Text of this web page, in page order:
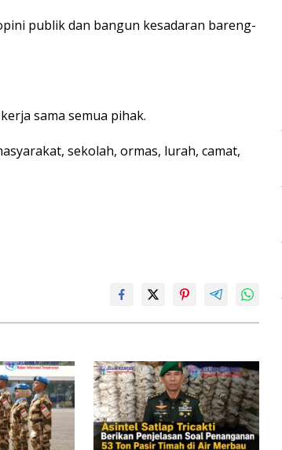
publik dan bangun kesadaran bareng-
sama semua pihak.
sekolah, ormas, lurah, camat,